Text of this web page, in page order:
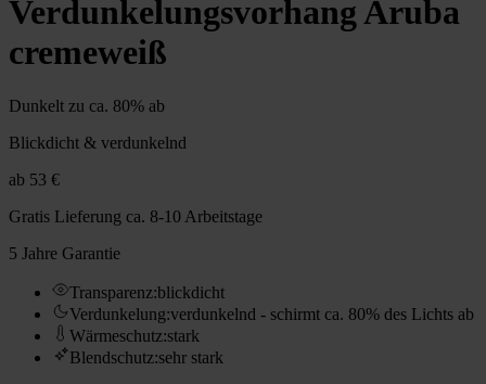
Verdunkelungs­vorhang Aruba
cremeweiß
Dunkelt zu ca. 80% ab
Blickdicht & verdunkelnd
ab 53 €
Gratis Lieferung ca. 8-10 Arbeitstage
5 Jahre Garantie
Transparenz:blickdicht
Verdunkelung:verdunkelnd - schirmt ca. 80% des Lichts ab
Wärmeschutz:stark
Blendschutz:sehr stark